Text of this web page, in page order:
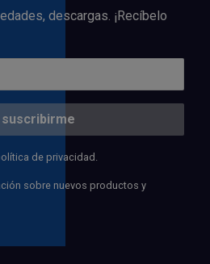
descargas. ¡Recíbelo
de privacidad.
sobre nuevos productos y